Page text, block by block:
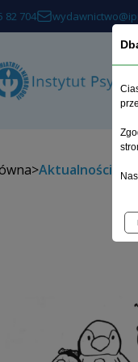
82 704
>Aktualności